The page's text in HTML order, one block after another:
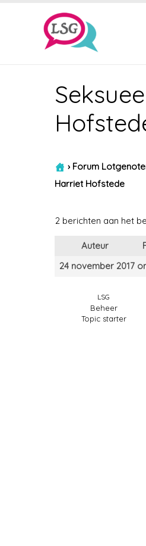
› Forum
Harriet Hofstede
2 berichten aan het
Auteur
24 november 2017
LSG
Beheer
Topic starter